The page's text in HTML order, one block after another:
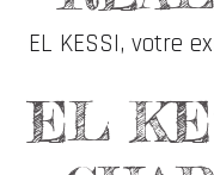
EL KESSI, votre
EL